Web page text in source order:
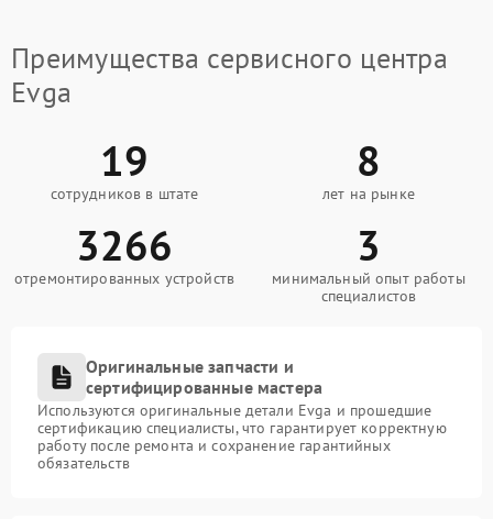
Преимущества сервисного центра
Evga
19
сотрудников в штате
8
лет на рынке
3266
отремонтированных устройств
3
минимальный опыт работы
специалистов
Оригинальные запчасти и
сертифицированные мастера
Используются оригинальные детали Evga и прошедшие
сертификацию специалисты, что гарантирует корректную
работу после ремонта и сохранение гарантийных
обязательств